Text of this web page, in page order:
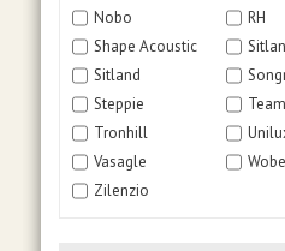
Nobo
RH
Shape Acoustic
Sitland
Steppie
Team
Tronhill
Vasagle
Zilenzio